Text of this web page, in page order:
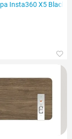
Insta360 X5 Black